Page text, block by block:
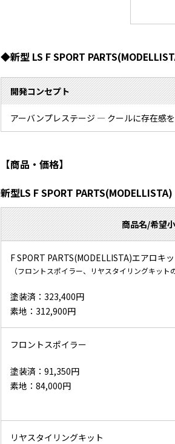
◆新型 LS F SPORT
開発コンセプト
アーバンプレステージ ― クールに存在感
【商品・価格】
新型LS F SPORT PARTS(MODELLISTA)
商品名/希望
F SPORT PARTS(MODELLISTA)エアロキ
（フロントスポイラー、リヤスタイリングキット
塗装済：323,400円
素地：312,900円
フロントスポイラー
塗装済：91,350円
素地：84,000円
リヤスタイリングキット